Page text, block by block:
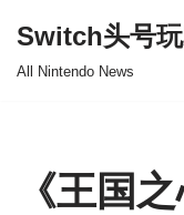
Switch头号
All Nintendo News
《王国